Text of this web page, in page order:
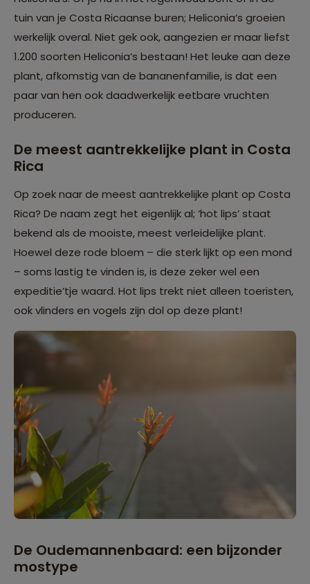
tuin van je Costa Ricaanse buren; Heliconia’s groeien
werkelijk overal. Niet gek ook, aangezien er maar liefst
1.200 soorten Heliconia’s bestaan! Het leuke aan deze
plant, afkomstig van de bananenfamilie, is dat een
paar van hen ook daadwerkelijk eetbare vruchten
produceren.
De meest aantrekkelijke plant in Costa
Rica
Op zoek naar de meest aantrekkelijke plant op Costa
Rica? De naam zegt het eigenlijk al; ‘hot lips’ staat
bekend als de mooiste, meest verleidelijke plant.
Hoewel deze rode bloem – die sterk lijkt op een mond
– soms lastig te vinden is, is deze zeker wel een
expeditie’tje waard. Hot lips trekt niet alleen toeristen,
ook vlinders en vogels zijn dol op deze plant!
De Oudemannenbaard: een bijzonder
mostype